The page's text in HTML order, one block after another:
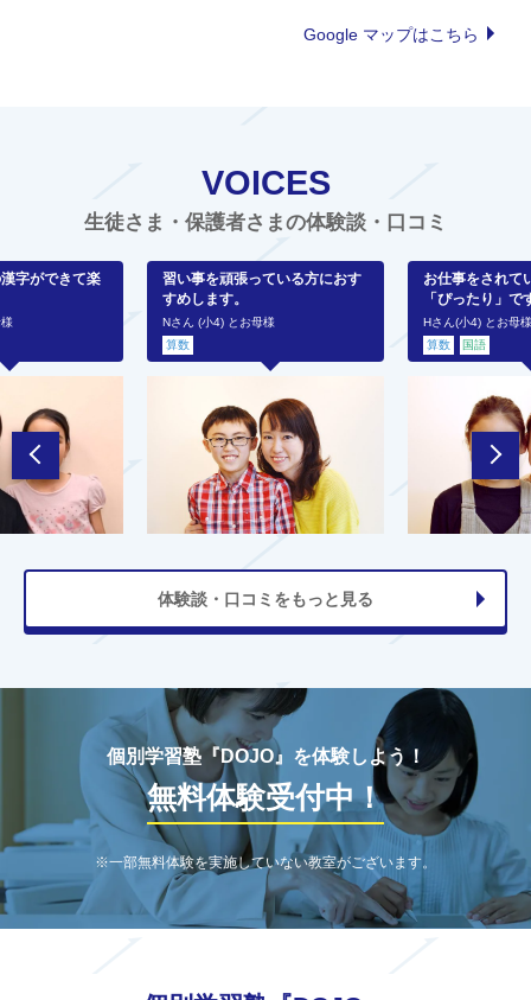
Google マップはこちら
VOICES
生徒さま・保護者さまの体験談・口コミ
字ができて楽
習い事を頑張っている方におす
すめします。
Nさん (小4) とお母様
算数
お仕事をされて
「ぴったり」で
Hさん(小4) とお母
算数
国語
体験談・口コミをもっと見る
個別学習塾『DOJO』を体験しよう！
無料体験受付中！
※一部無料体験を実施していない教室がございます。